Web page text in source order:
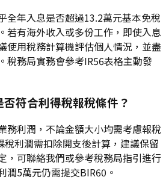
全年入息是否超過13.2萬元基本免稅
若有海外收入或多份工作，即使入息
使用稅務計算機評估個人情況，並盡
稅務局實務會參考IR56表格主動發
符合利得稅報稅條件？
務利潤，不論金額大小均需考慮報稅
利潤需扣除開支後計算，建議保留
，可聯絡我們或參考稅務局指引進行
潤5萬元仍需提交BIR60。